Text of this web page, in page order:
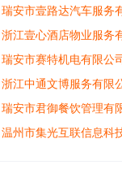
瑞安市壹路达汽车服务
浙江壹心酒店物业服务
瑞安市赛特机电有限公
浙江中通文博服务有限
瑞安市君御餐饮管理有
温州市集光互联信息科